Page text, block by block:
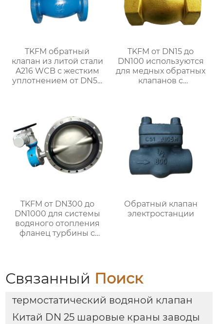
TKFM обратный
клапан из литой стали
A216 WCB с жестким
уплотнением от DN50
TKFM от DN15 до
DN100 используются
для медных обратных
клапанов с
TKFM от DN300 до
DN1000 для системы
водяного отопления
фланец турбины с
Обратный клапан
электростанции
Связанный Поиск
термостатический водяной клапан
Китай DN 25 шаровые краны заводы